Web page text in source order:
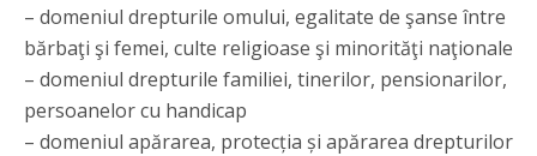
– domeniul drepturile omului, egalitate de şanse între
bărbaţi şi femei, culte religioase şi minorităţi naţionale
– domeniul drepturile familiei, tinerilor, pensionarilor,
persoanelor cu handicap
– domeniul apărarea, protecția și apărarea drepturilor